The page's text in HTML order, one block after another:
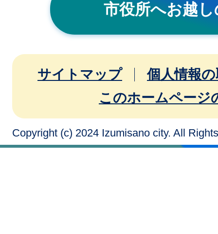
市役所へお越
サイトマップ
個人情報
このホームページ
Copyright (c) 2024 Izumisano city. All